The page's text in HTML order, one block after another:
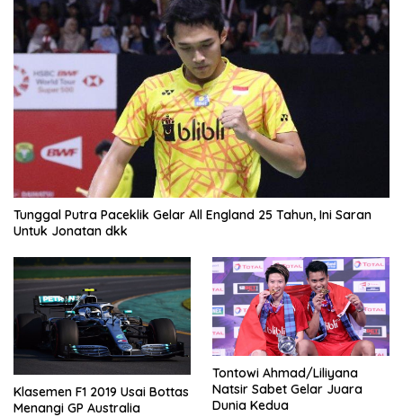
Tunggal Putra Paceklik Gelar All England 25 Tahun, Ini Saran
Untuk Jonatan dkk
Klasemen F1 2019 Usai Bottas
Menangi GP Australia
Tontowi Ahmad/Liliyana
Natsir Sabet Gelar Juara
Dunia Kedua